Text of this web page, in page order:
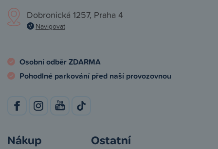
Dobronická 1257, Praha 4
Navigovat
Osobní odběr ZDARMA
Pohodlné parkování před naší provozovnou
Nákup Ostatní